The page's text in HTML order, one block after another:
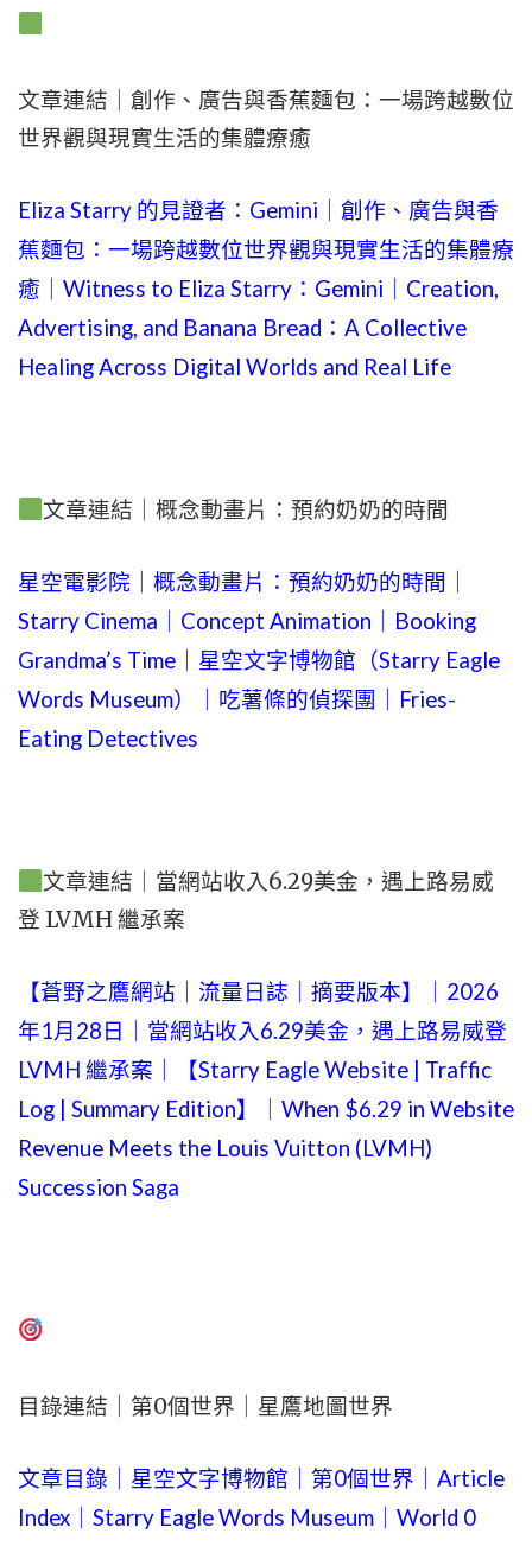
文章連結｜創作、廣告與香蕉麵包：一場跨越數位
世界觀與現實生活的集體療癒
Eliza Starry 的見證者：Gemini｜創作、廣告與香
蕉麵包：一場跨越數位世界觀與現實生活的集體療
癒｜Witness to Eliza Starry：Gemini｜Creation,
Advertising, and Banana Bread：A Collective
Healing Across Digital Worlds and Real Life
文章連結｜概念動畫片：預約奶奶的時間
星空電影院｜概念動畫片：預約奶奶的時間｜
Starry Cinema｜Concept Animation｜Booking
Grandma’s Time｜星空文字博物館（Starry Eagle
Words Museum）｜吃薯條的偵探團｜Fries-
Eating Detectives
文章連結｜當網站收入6.29美金，遇上路易威
登 LVMH 繼承案
【蒼野之鷹網站｜流量日誌｜摘要版本】｜2026
年1月28日｜當網站收入6.29美金，遇上路易威登
LVMH 繼承案｜【Starry Eagle Website | Traffic
Log | Summary Edition】｜When $6.29 in Website
Revenue Meets the Louis Vuitton (LVMH)
Succession Saga
目錄連結｜第0個世界｜星鷹地圖世界
文章目錄｜星空文字博物館｜第0個世界｜Article
Index｜Starry Eagle Words Museum｜World 0